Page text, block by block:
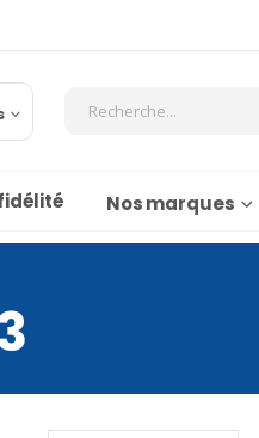
Nos marques